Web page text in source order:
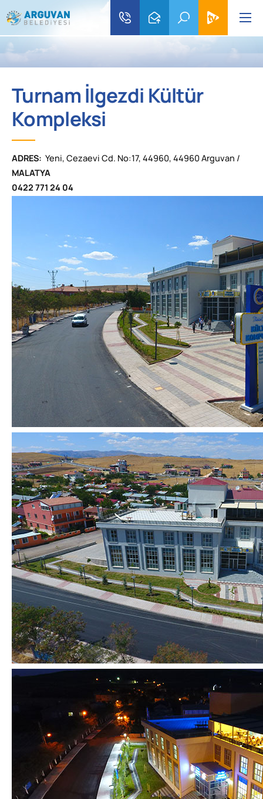
Turnam İlgezdi Kültür
Kompleksi
ADRES: Yeni, Cezaevi Cd. No:17, 44960, 44960 Arguvan /
MALATYA
0422 771 24 04